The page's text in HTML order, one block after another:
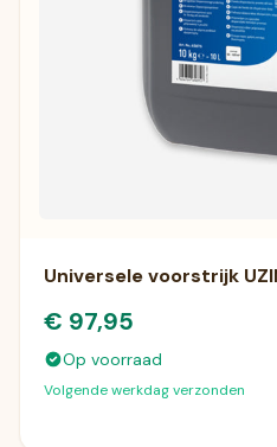
Universele voorstrijk
€ 97,95
Op voorraad
Volgende werkdag verzonden